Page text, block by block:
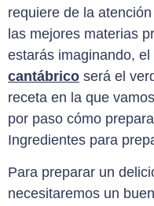
requiere de la
las mejores materias
estarás imaginando, el
cantábrico será el
receta en la que
por paso cómo
Ingredientes para
Para preparar un
necesitaremos un